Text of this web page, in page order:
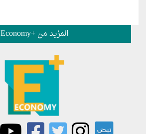
المزيد من +Economy